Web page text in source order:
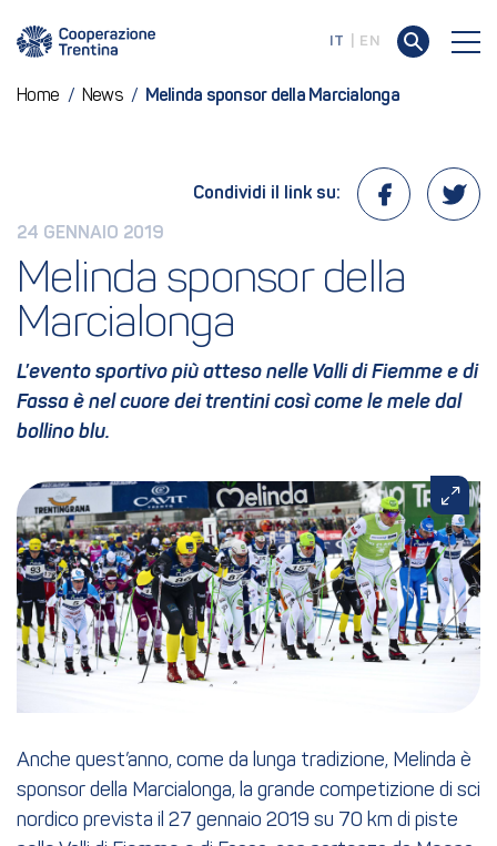
IT EN
Home / News / Melinda sponsor della Marcialonga
24 GENNAIO 2019
Condividi il link su:
Melinda sponsor della
Marcialonga
L’evento sportivo più atteso nelle Valli di Fiemme e di
Fassa è nel cuore dei trentini così come le mele dal
bollino blu.
Anche quest’anno, come da lunga tradizione, Melinda è
sponsor della Marcialonga, la grande competizione di sci
nordico prevista il 27 gennaio 2019 su 70 km di piste